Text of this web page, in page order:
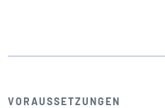
VORAUSSETZUNGEN